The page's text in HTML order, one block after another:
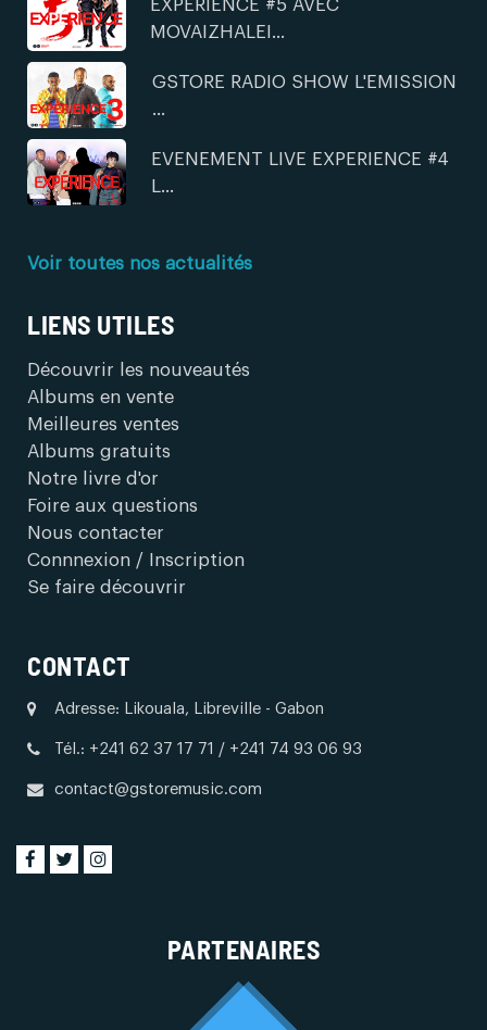
EXPERIENCE #5 AVEC
MOVAIZHALEI...
GSTORE RADIO SHOW L'EMISSION
...
EVENEMENT LIVE EXPERIENCE #4
L...
Voir toutes nos actualités
LIENS UTILES
Découvrir les nouveautés
Albums en vente
Meilleures ventes
Albums gratuits
Notre livre d'or
Foire aux questions
Nous contacter
Connnexion / Inscription
Se faire découvrir
CONTACT
Adresse: Likouala, Libreville - Gabon
Tél.: +241 62 37 17 71 / +241 74 93 06 93
contact@gstoremusic.com
PARTENAIRES